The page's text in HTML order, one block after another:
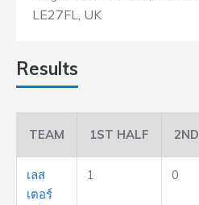
LE27FL, UK
Results
TEAM 1ST HALF
เลส
เตอร์
1 0